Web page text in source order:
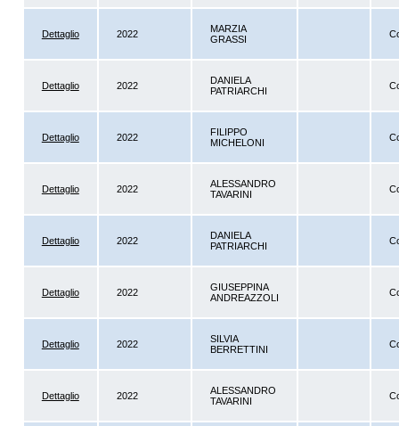
Dettaglio 2022
MARZIA
GRASSI
Dettaglio 2022
DANIELA
PATRIARCHI
Dettaglio 2022
FILIPPO
MICHELONI
Dettaglio 2022
ALESSANDRO
TAVARINI
Dettaglio 2022
DANIELA
PATRIARCHI
Dettaglio 2022
GIUSEPPINA
ANDREAZZOLI
Dettaglio 2022
SILVIA
BERRETTINI
Dettaglio 2022
ALESSANDRO
TAVARINI